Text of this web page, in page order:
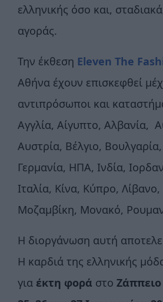
ελληνικής όσο και,
αγοράς.
Την έκθεση Eleven The
Αθήνα έχουν επισκεφθεί
αντιπρόσωποι και
Αγγλία, Αίγυπτο, Αλβανία,
Αυστρία, Βέλγιο, Βουλγαρία,
Γερμανία, ΗΠΑ, Ινδία,
Ιταλία, Κίνα, Κύπρο,
Μοζαμβίκη, Μονακό,
Η διοργάνωση αυτή
Η καρδιά της ελληνικής
για έκτη φορά στο